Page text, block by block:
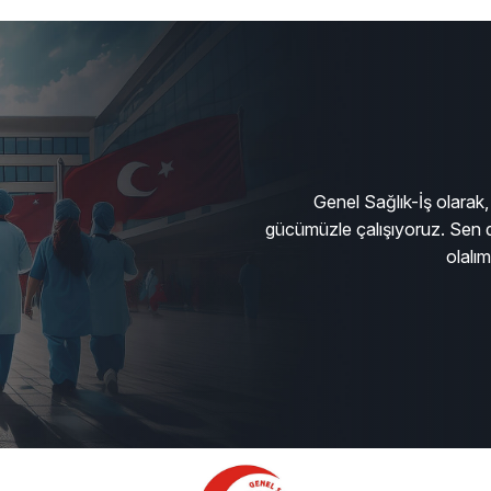
Genel Sağlık-İş olarak,
gücümüzle çalışıyoruz.